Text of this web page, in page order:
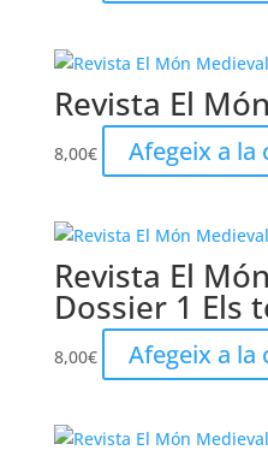
Revista El
8,00€ Afegeix a la
Revista El
Dossier 1 Els
8,00€ Afegeix a la